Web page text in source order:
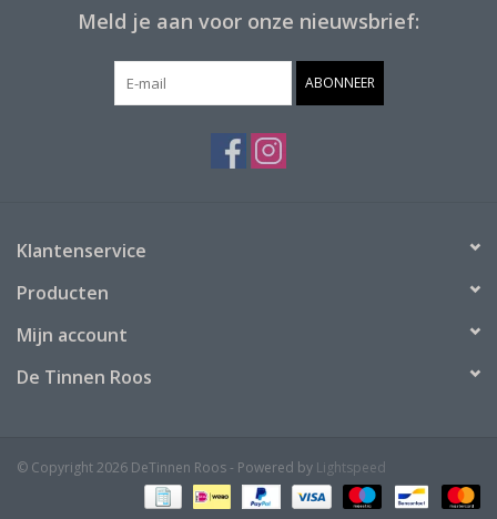
Meld je aan voor onze nieuwsbrief:
ABONNEER
Klantenservice
Producten
Mijn account
De Tinnen Roos
© Copyright 2026 DeTinnen Roos - Powered by Lightspeed